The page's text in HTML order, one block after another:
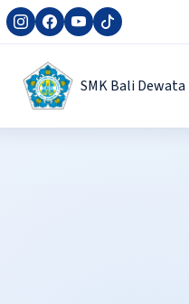
SMK Bali Dewata